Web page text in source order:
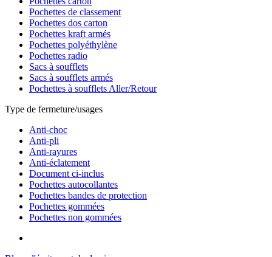
Pochettes de classement
Pochettes dos carton
Pochettes kraft armés
Pochettes polyéthylène
Pochettes radio
Sacs à soufflets
Sacs à soufflets armés
Pochettes à soufflets Aller/Retour
Type de fermeture/usages
Anti-choc
Anti-pli
Anti-rayures
Anti-éclatement
Document ci-inclus
Pochettes autocollantes
Pochettes bandes de protection
Pochettes gommées
Pochettes non gommées